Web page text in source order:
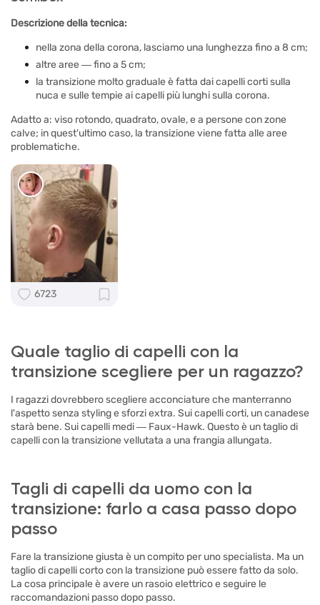
Descrizione della tecnica:
nella zona della corona, lasciamo una lunghezza fino a 8 cm;
altre aree ― fino a 5 cm;
la transizione molto graduale è fatta dai capelli corti sulla
nuca e sulle tempie ai capelli più lunghi sulla corona.
Adatto a: viso rotondo, quadrato, ovale, e a persone con zone
calve; in quest'ultimo caso, la transizione viene fatta alle aree
problematiche.
6723
Quale taglio di capelli con la
transizione scegliere per un ragazzo?
I ragazzi dovrebbero scegliere acconciature che manterranno
l'aspetto senza styling e sforzi extra. Sui capelli corti, un canadese
starà bene. Sui capelli medi ― Faux-Hawk. Questo è un taglio di
capelli con la transizione vellutata a una frangia allungata.
Tagli di capelli da uomo con la
transizione: farlo a casa passo dopo
passo
Fare la transizione giusta è un compito per uno specialista. Ma un
taglio di capelli corto con la transizione può essere fatto da solo.
La cosa principale è avere un rasoio elettrico e seguire le
raccomandazioni passo dopo passo.